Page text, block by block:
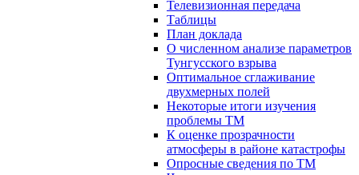
Телевизионная передача
Таблицы
План доклада
О численном анализе параметров
Тунгусского взрыва
Оптимальное сглаживание
двухмерных полей
Некоторые итоги изучения
проблемы ТМ
К оценке прозрачности
атмосферы в районе катастрофы
Опросные сведения по ТМ